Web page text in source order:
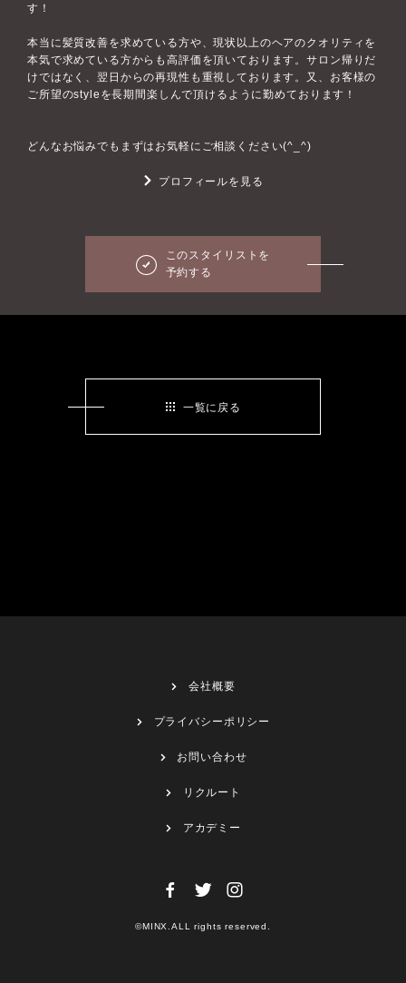
す！
本当に髪質改善を求めている方や、現状以上のヘアのクオリティを
本気で求めている方からも高評価を頂いております。サロン帰りだ
けではなく、翌日からの再現性も重視しております。又、お客様の
ご所望のstyleを長期間楽しんで頂けるように勤めております！
どんなお悩みでもまずはお気軽にご相談ください(^_^)
プロフィールを見る
このスタイリストを
予約する
一覧に戻る
会社概要
プライバシーポリシー
お問い合わせ
リクルート
アカデミー
©MINX.ALL rights reserved.